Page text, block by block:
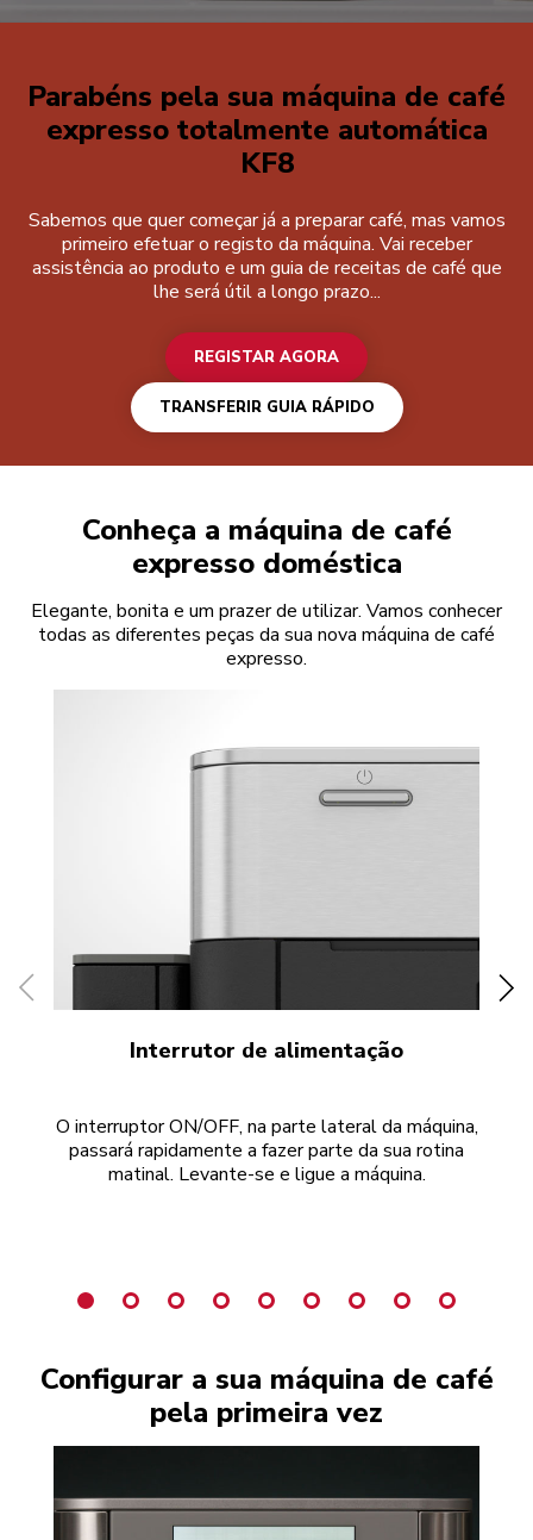
Parabéns pela sua máquina de café
expresso totalmente automática
KF8
Sabemos que quer começar já a preparar café, mas vamos
primeiro efetuar o registo da máquina. Vai receber
assistência ao produto e um guia de receitas de café que
lhe será útil a longo prazo...
REGISTAR AGORA
TRANSFERIR GUIA RÁPIDO
Registar agora
Conheça a máquina de café
expresso doméstica
Elegante, bonita e um prazer de utilizar. Vamos conhecer
todas as diferentes peças da sua nova máquina de café
expresso.
Interrutor de alimentação
O interruptor ON/OFF, na parte lateral da máquina,
passará rapidamente a fazer parte da sua rotina
matinal. Levante-se e ligue a máquina.
Configurar a sua máquina de café
pela primeira vez